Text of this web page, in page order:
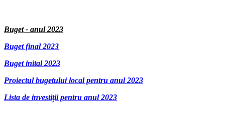
Buget - anul 2023
Buget final 2023
Buget inital 2023
Proiectul bugetului local pentru anul 2023
Lista de investiții pentru anul 2023